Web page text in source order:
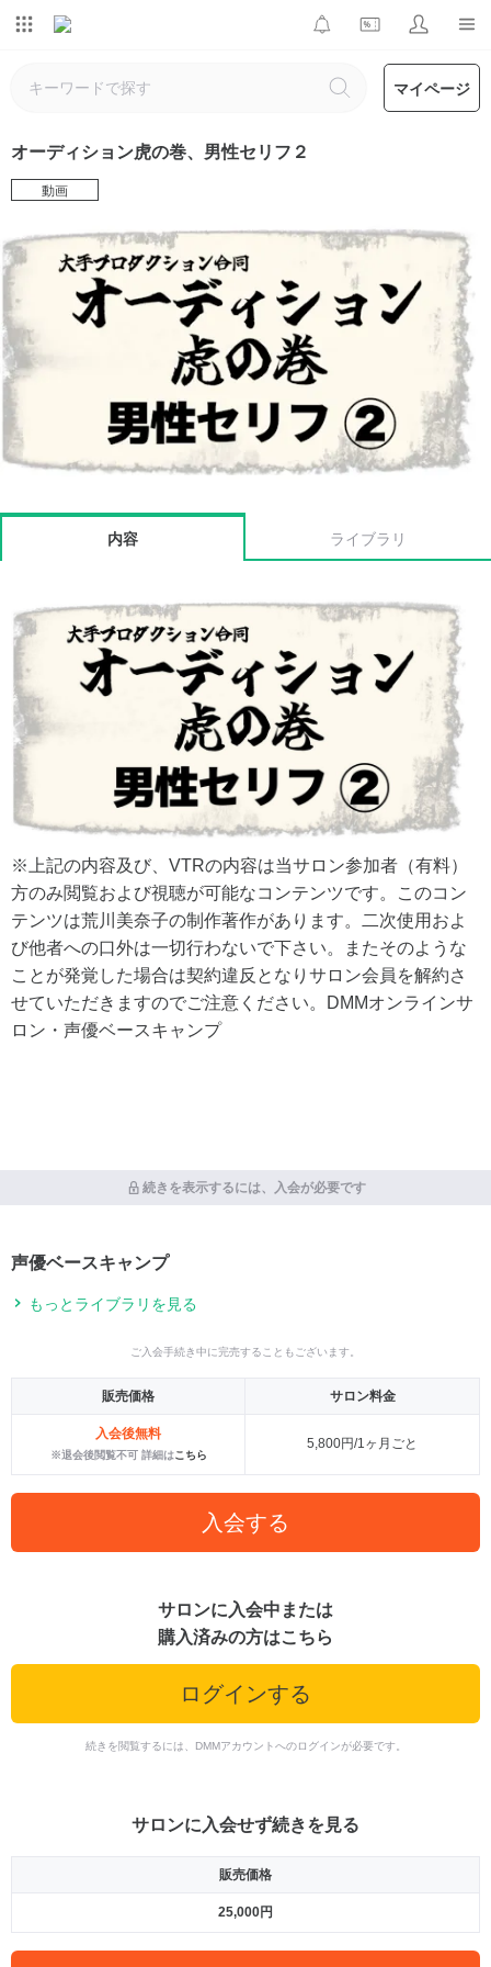
マイページ
オーディション虎の巻、男性セリフ２
動画
内容 ライブラリ
※上記の内容及び、VTRの内容は当サロン参加者（有料）
方のみ閲覧および視聴が可能なコンテンツです。このコン
テンツは荒川美奈子の制作著作があります。二次使用およ
び他者への口外は一切行わないで下さい。またそのような
ことが発覚した場合は契約違反となりサロン会員を解約さ
せていただきますのでご注意ください。DMMオンラインサ
ロン・声優ベースキャンプ
続きを表示するには、入会が必要です
声優ベースキャンプ
もっとライブラリを見る
ご入会手続き中に完売することもございます。
販売価格 サロン料金
入会後無料
※退会後閲覧不可 詳細はこちら
5,800円/1ヶ月ごと
入会する
サロンに入会中または
購入済みの方はこちら
ログインする
続きを閲覧するには、DMMアカウントへのログインが必要です。
サロンに入会せず続きを見る
販売価格
25,000円